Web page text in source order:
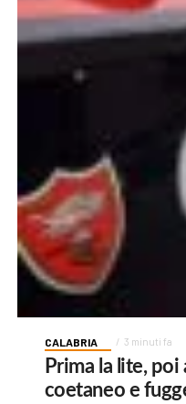
CALABRIA 3 minuti fa
Prima la lite, poi
coetaneo e